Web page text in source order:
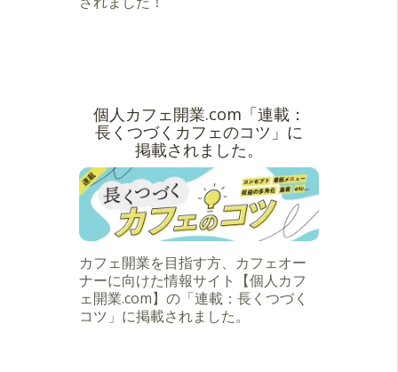
個人カフェ開業.com「連載：
長くつづくカフェのコツ」に
掲載されました。
カフェ開業を目指す方、カフェオー
ナーに向けた情報サイト【個人カフ
ェ開業.com】の「連載：長くつづく
コツ」に掲載されました。